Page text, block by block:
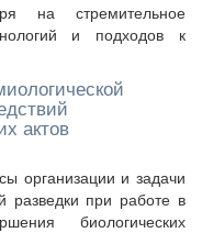
на стремительное
и подходов к
актов
организации и задачи
разведки при работе в
биологических